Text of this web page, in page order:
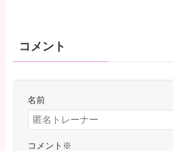
コメント
名前
コメント ※